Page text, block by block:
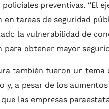
preventivas. “El
tareas de seguridad
la vulnerabilidad de
para obtener mayor
también fueron un tema
y, a pesar de los
las empresas